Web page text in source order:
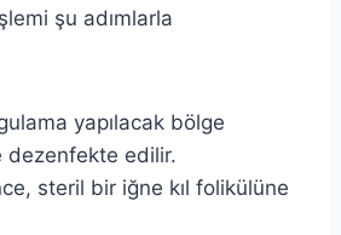
şu adımlarla
yapılacak bölge
dezenfekte edilir.
steril bir iğne kıl folikülüne